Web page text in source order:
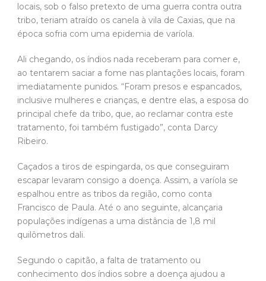
locais, sob o falso pretexto de uma guerra contra outra
tribo, teriam atraído os canela à vila de Caxias, que na
época sofria com uma epidemia de varíola.
Ali chegando, os índios nada receberam para comer e,
ao tentarem saciar a fome nas plantações locais, foram
imediatamente punidos. “Foram presos e espancados,
inclusive mulheres e crianças, e dentre elas, a esposa do
principal chefe da tribo, que, ao reclamar contra este
tratamento, foi também fustigado”, conta Darcy
Ribeiro.
Caçados a tiros de espingarda, os que conseguiram
escapar levaram consigo a doença. Assim, a varíola se
espalhou entre as tribos da região, como conta
Francisco de Paula. Até o ano seguinte, alcançaria
populações indígenas a uma distância de 1,8 mil
quilômetros dali.
Segundo o capitão, a falta de tratamento ou
conhecimento dos índios sobre a doença ajudou a